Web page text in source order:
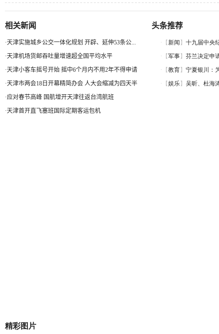
相关新闻
·天津实施城乡公交一体化规划 开辟、延伸53条公...
·天津机场货邮吞吐量增速超全国平均水平
·天津小客车摇号开始 摇中6个月内不用2年不得申请
·天津市两会18日开幕精简办会 人大会缩减为四天半
·应对春节高峰 国航增开天津往返台湾航班
·天津首开直飞塞班国际定期客运包机
头条推荐